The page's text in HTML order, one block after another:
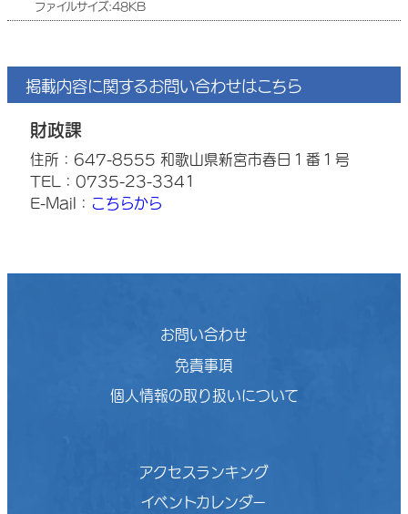
ファイルサイズ:48KB
掲載内容に関するお問い合わせはこちら
財政課
住所：647-8555 和歌山県新宮市春日１番１号
TEL：0735-23-3341
E-Mail： こちらから
お問い合わせ
免責事項
個人情報の取り扱いについて
アクセスランキング
イベントカレンダー